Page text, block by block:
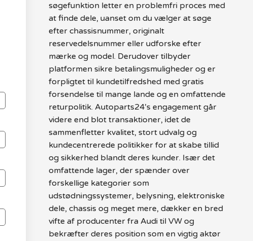
søgefunktion letter en problemfri proces med
at finde dele, uanset om du vælger at søge
efter chassisnummer, originalt
reservedelsnummer eller udforske efter
mærke og model. Derudover tilbyder
platformen sikre betalingsmuligheder og er
forpligtet til kundetilfredshed med gratis
forsendelse til mange lande og en omfattende
returpolitik. Autoparts24’s engagement går
videre end blot transaktioner, idet de
sammenfletter kvalitet, stort udvalg og
kundecentrerede politikker for at skabe tillid
og sikkerhed blandt deres kunder. Især det
omfattende lager, der spænder over
forskellige kategorier som
udstødningssystemer, belysning, elektroniske
dele, chassis og meget mere, dækker en bred
vifte af producenter fra Audi til VW og
bekræfter deres position som en vigtig aktør